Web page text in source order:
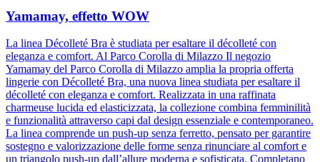
Yamamay, effetto WOW
La linea Décolleté Bra è studiata per esaltare il décolleté con
eleganza e comfort. Al Parco Corolla di Milazzo Il negozio
Yamamay del Parco Corolla di Milazzo amplia la propria offerta
lingerie con Décolleté Bra, una nuova linea studiata per esaltare il
décolleté con eleganza e comfort. Realizzata in una raffinata
charmeuse lucida ed elasticizzata, la collezione combina femminilità
e funzionalità attraverso capi dal design essenziale e contemporaneo.
La linea comprende un push-up senza ferretto, pensato per garantire
sostegno e valorizzazione delle forme senza rinunciare al comfort e
un triangolo push-up dall’allure moderna e sofisticata. Completano